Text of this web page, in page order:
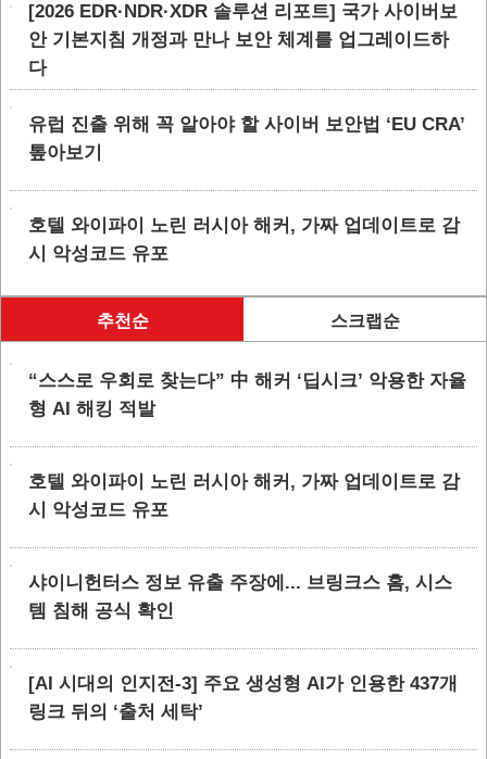
[2026 EDR·NDR·XDR 솔루션 리포트] 국가 사이버보
안 기본지침 개정과 만나 보안 체계를 업그레이드하
다
유럽 진출 위해 꼭 알아야 할 사이버 보안법 ‘EU CRA’
톺아보기
호텔 와이파이 노린 러시아 해커, 가짜 업데이트로 감
시 악성코드 유포
추천순 스크랩순
“스스로 우회로 찾는다” 中 해커 ‘딥시크’ 악용한 자율
형 AI 해킹 적발
호텔 와이파이 노린 러시아 해커, 가짜 업데이트로 감
시 악성코드 유포
샤이니헌터스 정보 유출 주장에... 브링크스 홈, 시스
템 침해 공식 확인
[AI 시대의 인지전-3] 주요 생성형 AI가 인용한 437개
링크 뒤의 ‘출처 세탁’